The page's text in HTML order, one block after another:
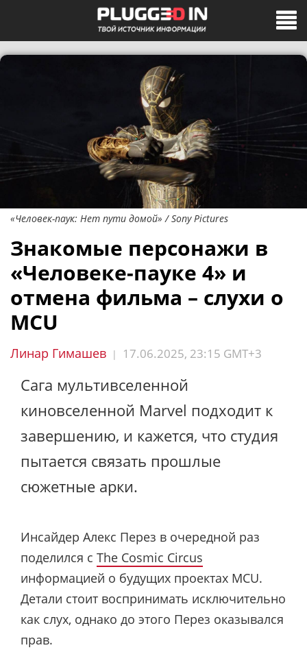
«Человек-паук: Нет пути домой» / Sony Pictures
Знакомые персонажи в
«Человеке-пауке 4» и
отмена фильма – слухи о
MCU
Линар Гимашев | 17.06.2025, 23:15 GMT+3
Сага мультивселенной
киновселенной Marvel подходит к
завершению, и кажется, что студия
пытается связать прошлые
сюжетные арки.
Инсайдер Алекс Перез в очередной раз
поделился с The Cosmic Circus
информацией о будущих проектах MCU.
Детали стоит воспринимать исключительно
как слух, однако до этого Перез оказывался
прав.